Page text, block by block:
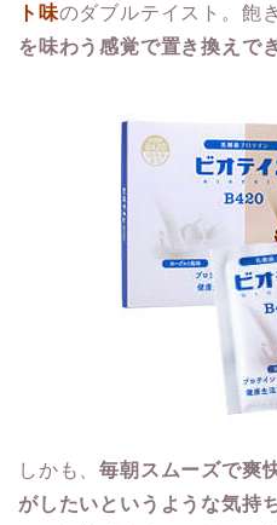
ト味のダブルテイスト。飽
を味わう感覚で置き換えで
しかも、毎朝スムーズで爽
がしたいというような気持